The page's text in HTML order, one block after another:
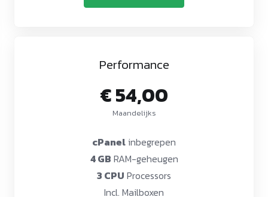
Performance
€ 54,00
Maandelijks
cPanelinbegrepen
4 GB RAM-geheugen
3 CPU Processors
Incl. Mailboxen